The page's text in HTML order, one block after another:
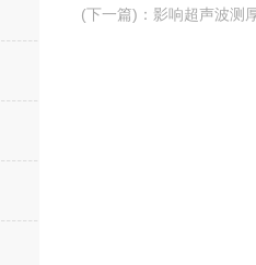
(下一篇) ： 影响超声波测